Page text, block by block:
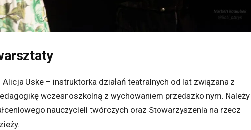
Uske – instruktorka działań teatralnych od lat związana z
wczesnoszkolną z wychowaniem przedszkolnym. Należy
nauczycieli twórczych oraz Stowarzyszenia na rzecz